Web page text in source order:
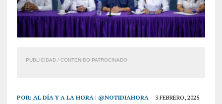
PUBLICIDAD / CONTENIDO PATROCINADO
POR: AL DÍA Y A LA HORA | @NOTIDIAHORA 3 FEBRERO, 2025